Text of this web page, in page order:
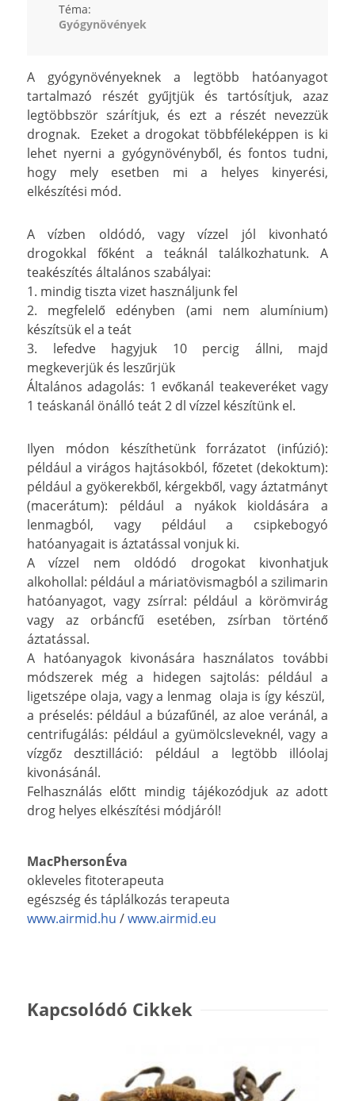
Téma:
Gyógynövények
A gyógynövényeknek a legtöbb hatóanyagot
tartalmazó részét gyűjtjük és tartósítjuk, azaz
legtöbbször szárítjuk, és ezt a részét nevezzük
drognak. Ezeket a drogokat többféleképpen is ki
lehet nyerni a gyógynövényből, és fontos tudni,
hogy mely esetben mi a helyes kinyerési,
elkészítési mód.
A vízben oldódó, vagy vízzel jól kivonható
drogokkal főként a teáknál találkozhatunk. A
teakészítés általános szabályai:
1. mindig tiszta vizet használjunk fel
2. megfelelő edényben (ami nem alumínium)
készítsük el a teát
3. lefedve hagyjuk 10 percig állni, majd
megkeverjük és leszűrjük
Általános adagolás: 1 evőkanál teakeveréket vagy
1 teáskanál önálló teát 2 dl vízzel készítünk el.
Ilyen módon készíthetünk forrázatot (infúzió):
például a virágos hajtásokból, főzetet (dekoktum):
például a gyökerekből, kérgekből, vagy áztatmányt
(macerátum): például a nyákok kioldására a
lenmagból, vagy például a csipkebogyó
hatóanyagait is áztatással vonjuk ki.
A vízzel nem oldódó drogokat kivonhatjuk
alkohollal: például a máriatövismagból a szilimarin
hatóanyagot, vagy zsírral: például a körömvirág
vagy az orbáncfű esetében, zsírban történő
áztatással.
A hatóanyagok kivonására használatos további
módszerek még a hidegen sajtolás: például a
ligetszépe olaja, vagy a lenmag olaja is így készül,
a préselés: például a búzafűnél, az aloe veránál, a
centrifugálás: például a gyümölcsleveknél, vagy a
vízgőz desztilláció: például a legtöbb illóolaj
kivonásánál.
Felhasználás előtt mindig tájékozódjuk az adott
drog helyes elkészítési módjáról!
MacPhersonÉva
okleveles fitoterapeuta
egészség és táplálkozás terapeuta
www.airmid.hu /www.airmid.eu
Kapcsolódó Cikkek